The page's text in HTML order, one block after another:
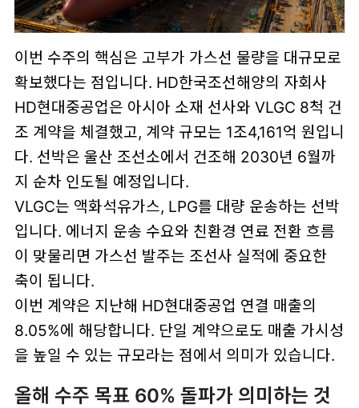
이번 수주의 핵심은 고부가 가스선 물량을 대규모로
확보했다는 점입니다. HD한국조선해양의 자회사
HD현대중공업은 아시아 소재 선사와 VLGC 8척 건
조 계약을 체결했고, 계약 규모는 1조4,161억 원입니
다. 선박은 울산 조선소에서 건조해 2030년 6월까
지 순차 인도될 예정입니다.
VLGC는 액화석유가스, LPG를 대량 운송하는 선박
입니다. 에너지 운송 수요와 친환경 연료 전환 흐름
이 맞물리면 가스선 발주는 조선사 실적에 중요한
축이 됩니다.
이번 계약은 지난해 HD현대중공업 연결 매출의
8.05%에 해당합니다. 단일 계약으로도 매출 가시성
을 높일 수 있는 규모라는 점에서 의미가 있습니다.
올해 수주 목표 60% 돌파가 의미하는 것